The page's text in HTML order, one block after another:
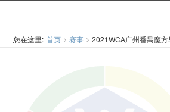
您在这里: 首页 赛事 2021WCA广州番禺魔